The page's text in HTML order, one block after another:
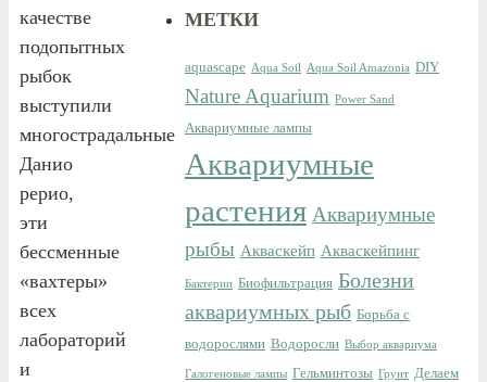
качестве
подопытных
рыбок
выступили
многострадальные
Данио
рерио,
эти
бессменные
«вахтеры»
всех
лабораторий
и
МЕТКИ
aquascape Aqua Soil Aqua Soil Amazonia DIY
Nature Aquarium Power Sand
Аквариумные лампы
Аквариумные
растения Аквариумные
рыбы Акваскейп Акваскейпинг
Бактерии Биофильтрация Болезни
аквариумных рыб Борьба с
водорослями Водоросли Выбор аквариума
Галогеновые лампы Гельминтозы Грунт Делаем